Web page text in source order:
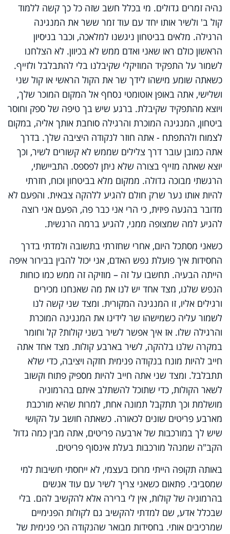
נהיה זמרים גדולים. מי בכלל חשב שזה כל כך קשה ללמוד
קול ב' ולשיר אותו יחד עם עוד זמר ששר את המנגינה
הרגילה. מלאים בביטחון ניגשנו למלאכה, וכבר בניסיון
הראשון כולם ראו שאני ואדם ממש לא בכיוון. לא הצלחנו
לשמור על התפקיד המוזיקלי שקיבלנו בלי להתבלבל ולזייף.
כשאתה שומע מישהו לידך שר את הקול הראשי או קול שני
ושלישי, אתה באופן אוטומטי נסחף אל המקום המוכר שלך,
ויוצא מהתפקיד שקיבלת. ברגע שיש בך טיפה של ספק וחוסר
ביטחון, המנגינה המוכרת והרגילה סוחבת אותך אליה, במקום
לצמוח ולהתפתח - אתה חוזר לנקודה היציבה שלך. בדרך
אתה כמובן עובר דרך צלילים שממש לא קשורים לשיר, וכך
יוצא שאתה מזייף בצורה שלא ניתן לפספס. התביישתי,
הרגשתי מבוכה גדולה. ממקום מלא בביטחון וכוח, חזרתי
להיות אותו נער שרק חולם להגיע ללהקה צבאית. והפעם לא
מדובר בהגעה פיזית, כי הרי אני כבר פה, הפעם אני רוצה
להגיע למה שמצופה ממני, להגיע ברמה הרגשית.
כשאני מסתכל היום, אחרי שחזרתי בתשובה ולמדתי בדרך
החסידות איך פועלת נפש האדם, אני יכול להבין בבירור איפה
הייתה הבעיה. תחשבו על זה – מוזיקה זה ממש כמו כוחות
הנפש שלנו, מצד אחד יש לנו את מה שאנחנו מכירים
ורגילים אליו, זו המנגינה המקורית. ומצד שני קשה לנו
לשמור עליה כשמישהו שר לידינו את המנגינה המוכרת
והרגילה שלו. אז איך אפשר לשיר בשני קולות? קל וחומר
במקרה שלנו בלהקה, לשיר בארבע קולות. מצד אחד אתה
חייב להיות מונח בנקודה פנימית חזקה ויציבה, כדי שלא
תתבלבל. ומצד שני אתה חייב להיות מספיק פתוח וקשוב
לשאר הקולות, כדי שתוכל להשתלב איתם בהרמוניה
מושלמת וכך תתקבל תמונה אחת, למרות שהיא מורכבת
מארבע פריטים שונים לכאורה. כשאתה חושב על הקושי
שיש לך במורכבות של ארבעה פריטים, אתה מבין כמה גדול
הקב"ה שמנהל מורכבות בעלת אינסוף פריטים.
באותה תקופה הייתי מרוכז בעצמי, לא ייחסתי חשיבות למי
שמסביבי. פתאום כשאני צריך לשיר עם עוד אנשים
בהרמוניה של קולות, אין לי ברירה אלא להקשיב להם. בלי
שבכלל אדע, שם למדתי להקשיב גם לקולות הפנימיים
שמרכיבים אותי. בחסידות מבואר שהנקודה הכי פנימית של